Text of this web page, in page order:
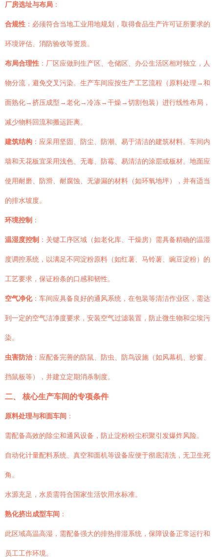
厂房选址与布局 ：
合规性 ：必须符合当地工业用地规划，取得食品生产许可证所要求的
环境评估、消防验收等资质。
布局合理性 ：厂区应做到生产区、仓储区、办公生活区相对独立，人
物分流，避免交叉污染。生产车间应按生产工艺流程（原料处理→和
面熟化→挤压成型→老化→冷冻→干燥→切割包装）进行线性布局，
减少物料回流和搬运距离。
建筑结构 ：应采用坚固、防尘、防潮、易于清洁的建筑材料。车间内
墙和天花板宜采用浅色、无毒、防霉、易清洁的涂层或板材。地面应
使用耐磨、防滑、耐腐蚀、无渗漏的材料（如环氧地坪），并有适当
的排水坡度。
环境控制 ：
温湿度控制 ：关键工序区域（如老化库、干燥房）需具备精确的温湿
度调控系统，以满足不同淀粉原料（如红薯、马铃薯、豌豆淀粉）的
工艺要求，保证粉条的口感和韧性。
空气净化：车间应具备良好的通风系统，在包装等清洁作业区，需达
到一定的空气洁净度要求，安装空气过滤装置，防止微生物和尘埃污
染。
虫害防治：应配备完善的防鼠、防虫、防鸟设施（如风幕机、纱窗、
挡鼠板等），并建立定期消杀制度。
二、 核心生产车间的专项条件
原料处理与和面车间 ：
需配备高效的除尘和通风设备，防止淀粉粉尘积聚引发爆炸风险。
自动化计量配料系统、真空和面机等设备应便于彻底清洗，无卫生死
角。
水源充足，水质需符合国家生活饮用水标准。
熟化挤出成型车间 ：
此区域高温高湿，需配备强大的排热排湿系统，保障设备正常运行和
员工工作环境。